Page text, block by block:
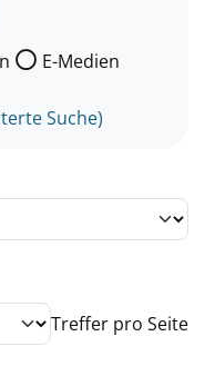
der Sie suchen wollen.
E-Medien
Suche)
Treffer pro Seite